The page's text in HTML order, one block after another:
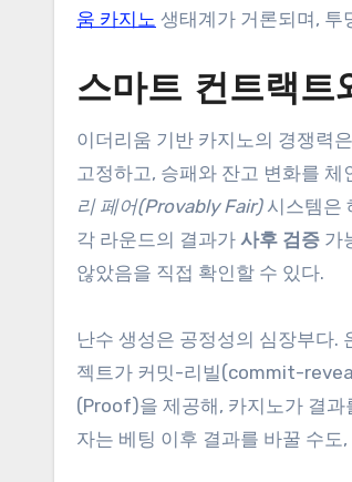
움 카지노 생태계가 거론되며, 투
스마트 컨트랙트
이더리움 기반 카지노의 경쟁력은
고정하고, 승패와 잔고 변화를
리 페어(Provably Fair)시스템은
각 라운드의 결과가 사후 검증 가
않았음을 직접 확인할 수 있다.
난수 생성은 공정성의 심장부다.
젝트가 커밋-리빌(commit-
(Proof)을 제공해, 카지노가 결과
자는 베팅 이후 결과를 바꿀 수